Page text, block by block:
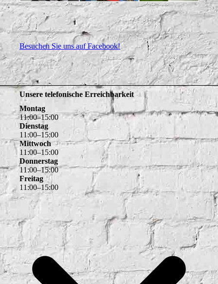
Besuchen Sie uns auf Facebook!
Unsere telefonische Erreichbarkeit
Montag
11:00–15:00
Dienstag
11:00–15:00
Mittwoch
11:00–15:00
Donnerstag
11:00–15:00
Freitag
11:00–15:00